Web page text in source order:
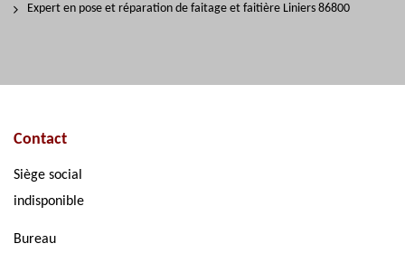
Expert en pose et réparation de faitage et faitière Liniers 86800
Contact
Siège social
indisponible
Bureau